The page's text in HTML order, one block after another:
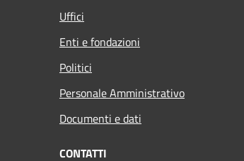
Uffici
Enti e fondazioni
Politici
Personale Amministrativo
Documenti e dati
CONTATTI